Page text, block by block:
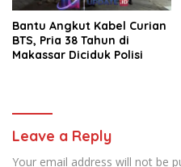
Bantu Angkut Kabel Curian
BTS, Pria 38 Tahun di
Makassar Diciduk Polisi
Leave a Reply
Your email address will not be